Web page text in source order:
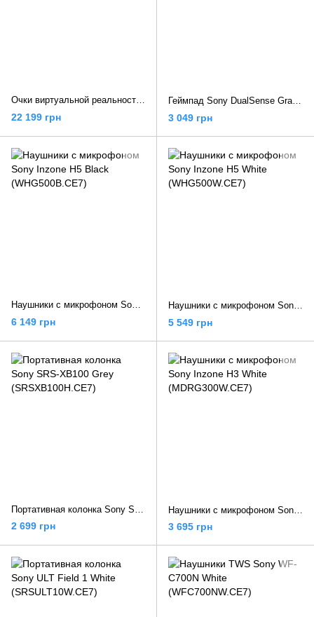
Очки виртуальной реальности Sony PlayStation VR2 + Horizon Call of the Mountain
22 199 грн
Геймпад Sony DualSense Gray Camouflage (9423799)
3 049 грн
6 149 грн 5 549 грн
2 699 грн 3 695 грн